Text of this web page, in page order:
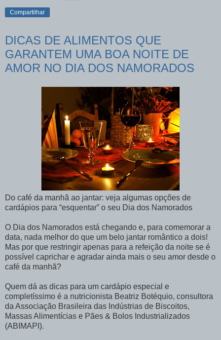
Compartilhar
DICAS DE ALIMENTOS QUE
GARANTEM UMA BOA NOITE DE
AMOR NO DIA DOS NAMORADOS
Do café da manhã ao jantar: veja algumas opções de
cardápios para “esquentar” o seu Dia dos Namorados
O Dia dos Namorados está chegando e, para comemorar a
data, nada melhor do que um belo jantar romântico a dois!
Mas por que restringir apenas para a refeição da noite se é
possível caprichar e agradar ainda mais o seu amor desde o
café da manhã?
Quem dá as dicas para um cardápio especial e
completíssimo é a nutricionista Beatriz Botéquio, consultora
da Associação Brasileira das Indústrias de Biscoitos,
Massas Alimentícias e Pães & Bolos Industrializados
(ABIMAPI).